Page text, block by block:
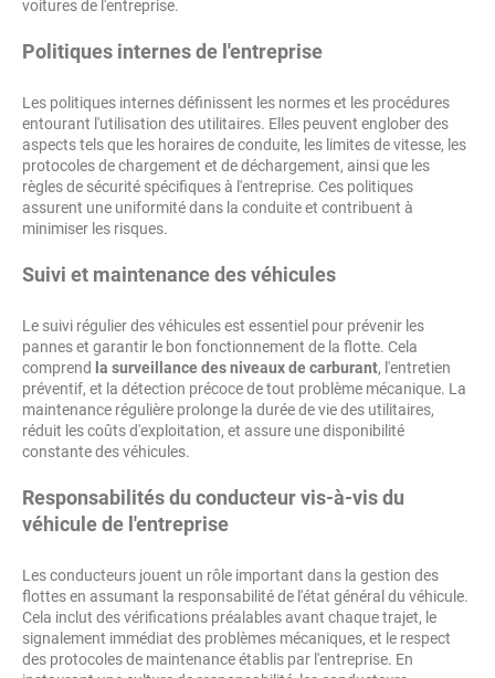
voitures de l'entreprise.
Politiques internes de l'entreprise
Les politiques internes définissent les normes et les procédures
entourant l'utilisation des utilitaires. Elles peuvent englober des
aspects tels que les horaires de conduite, les limites de vitesse, les
protocoles de chargement et de déchargement, ainsi que les
règles de sécurité spécifiques à l'entreprise. Ces politiques
assurent une uniformité dans la conduite et contribuent à
minimiser les risques.
Suivi et maintenance des véhicules
Le suivi régulier des véhicules est essentiel pour prévenir les
pannes et garantir le bon fonctionnement de la flotte. Cela
comprend la surveillance des niveaux de carburant, l'entretien
préventif, et la détection précoce de tout problème mécanique. La
maintenance régulière prolonge la durée de vie des utilitaires,
réduit les coûts d'exploitation, et assure une disponibilité
constante des véhicules.
Responsabilités du conducteur vis-à-vis du
véhicule de l'entreprise
Les conducteurs jouent un rôle important dans la gestion des
flottes en assumant la responsabilité de l'état général du véhicule.
Cela inclut des vérifications préalables avant chaque trajet, le
signalement immédiat des problèmes mécaniques, et le respect
des protocoles de maintenance établis par l'entreprise. En